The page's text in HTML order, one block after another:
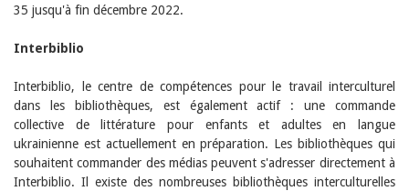
Maria Aellig-Abate
Markus Jost
Blaise Humbert-Droz
Sarah Jenni
Gabriela Hammel
Brigitte Burri
Tous les auteurs
Archives
35 jusqu'à fin décembre 2022.
Interbiblio
Interbiblio, le centre de compétences pour le travail interculturel
dans les bibliothèques, est également actif : une commande
collective de littérature pour enfants et adultes en langue
ukrainienne est actuellement en préparation. Les bibliothèques qui
souhaitent commander des médias peuvent s'adresser directement à
Interbiblio. Il existe des nombreuses bibliothèques interculturelles